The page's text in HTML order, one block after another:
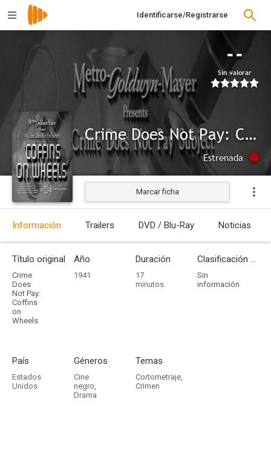
Identificarse/Registrarse
--
Sin valorar
Crime Does Not Pay: Coffins on Wheels
Estrenada
Marcar ficha
Información Trailers DVD / Blu-Ray Noticias
Título original
Crime
Does
Not Pay:
Coffins
on
Wheels
Año
1941
Duración
17
minutos
Clasificación por edades
Sin
información
País
Estados
Unidos
Géneros
Cine
negro,
Drama
Temas
Cortometraje,
Crimen